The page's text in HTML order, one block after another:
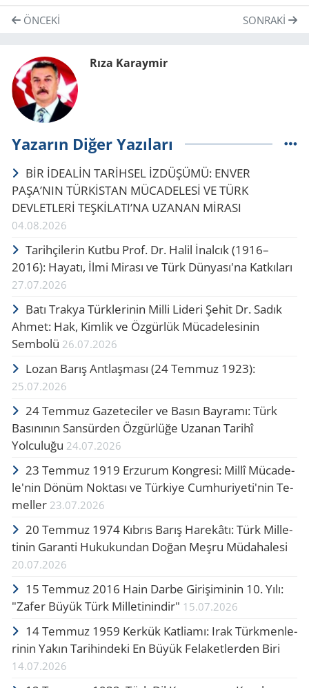
ÖNCEKI SONRAKI
Rıza Karaymir
Yazarın Diğer Yazıları
BİR İDEALİN TARİHSEL İZDÜŞÜMÜ: ENVER
PAŞA’NIN TÜRKİSTAN MÜCADELESİ VE TÜRK
DEVLETLERİ TEŞKİLATI’NA UZANAN MİRASI
04.08.2026
Tarihçilerin Kutbu Prof. Dr. Halil İnalcık (1916–
2016): Hayatı, İlmi Mirası ve Türk Dünyası'na Katkıları
27.07.2026
Batı Trakya Türklerinin Milli Lideri Şehit Dr. Sadık
Ahmet: Hak, Kimlik ve Özgürlük Mücadelesinin
Sembolü 26.07.2026
Lozan Barış Ant­laş­ma­sı (24 Tem­muz 1923):
25.07.2026
24 Temmuz Gazeteciler ve Basın Bayramı: Türk
Basınının Sansürden Özgürlüğe Uzanan Tarihî
Yolculuğu 24.07.2026
23 Tem­muz 1919 Er­zu­rum Kong­re­si: Millî Mü­ca­de­
le'nin Dönüm Nok­ta­sı ve Tür­ki­ye Cum­hu­ri­ye­ti'nin Te­
mel­le­r 23.07.2026
20 Tem­muz 1974 Kıb­rıs Barış Ha­re­kâ­tı: Türk Mil­le­
ti­nin Ga­ran­ti Hu­ku­kun­dan Doğan Meşru Mü­da­ha­le­si
20.07.2026
15 Tem­muz 2016 Hain Darbe Gi­ri­şi­mi­nin 10. Yılı:
"Zafer Büyük Türk Mil­le­ti­nin­dir" 15.07.2026
14 Tem­muz 1959 Ker­kük Kat­li­amı: Irak Türk­men­le­
ri­nin Yakın Ta­ri­hin­de­ki En Büyük Fe­la­ket­ler­den Biri
14.07.2026